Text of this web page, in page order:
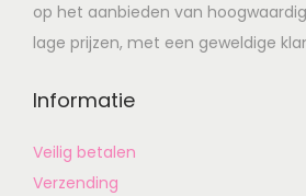
op het aanbieden van
lage prijzen, met een geweldige
Informatie
Veilig betalen
Verzending